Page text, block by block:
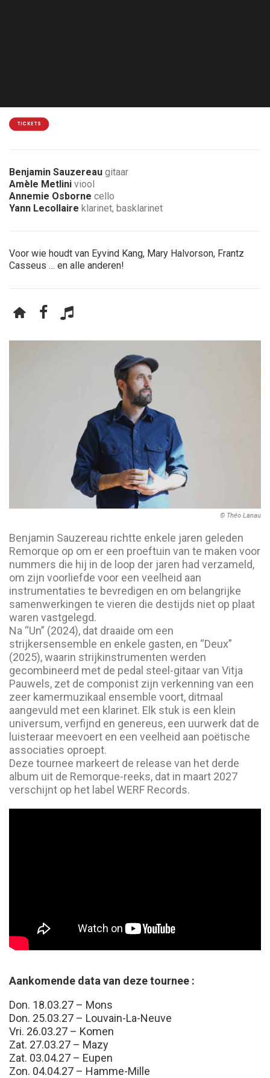
© Théo Lanau
Benjamin Sauzereau richtte enkele jaren geleden
Remorque op om er een proeftuin van te maken voor
nummers die hij in de loop der jaren had verzameld,
om zijn voorliefde voor een veelheid aan
instrumentaties te bevredigen en om belangrijke
samenwerkingen te vieren die destijds niet op plaat
waren vastgelegd.
Na “Un” (2024), dat draaide om een
strijkersensemble en enkele gasten, en “Deux”
(2025), waarin strijkinstrumenten werden
gecombineerd met de pedal steel-gitaar van Vitja
Pauwels, zet de componist zijn verkenning van een
zeer kamermuzikaal ensemble voort, ditmaal
aangevuld met een klarinet. Elk stuk is een klein
universum, verfijnd en genereus, een uurwerk dat de
luisteraar meevoert en een veelheid aan poëtische
associaties oproept.
Deze tournee markeert de release van het derde
album uit de Remorque-reeks, dat in maart 2027
verschijnt op het label WERF Records.
Aankomende data van deze tournee :
Don. 18.03.27 – Mons
Don. 25.03.27 – Louvain-La-Neuve
Vri. 26.03.27 – Komen
Zat. 27.03.27 – Mazy
Zat. 03.04.27 – Eupen
Zon. 04.04.27 – Hamme-Mille
TICKETS
Benjamin Sauzereau gitaar
Amèle Metlini viool
Annemie Osborne cello
Yann Lecollaire klarinet, basklarinet
Voor wie houdt van Eyvind Kang, Mary Halvorson, Frantz
Casseus … en alle anderen!